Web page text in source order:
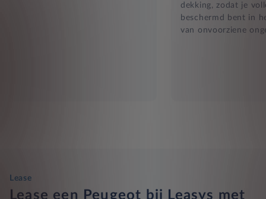
dekking, zodat je
beschermd bent in
van onvoorziene
Lease
Lease een Peugeot bij Leasys met